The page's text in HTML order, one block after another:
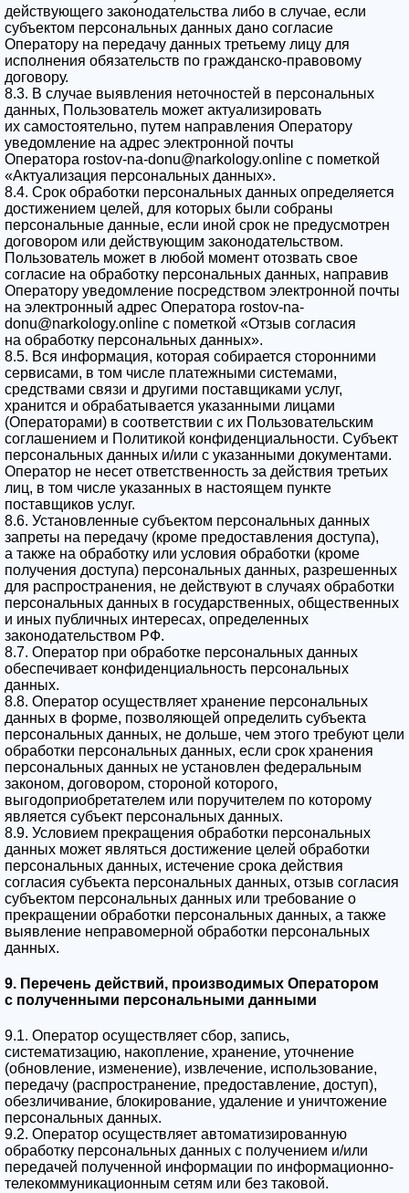
действующего законодательства либо в случае, если
субъектом персональных данных дано согласие
Оператору на передачу данных третьему лицу для
исполнения обязательств по гражданско-правовому
договору.
8.3. В случае выявления неточностей в персональных
данных, Пользователь может актуализировать
их самостоятельно, путем направления Оператору
уведомление на адрес электронной почты
Оператора rostov-na-donu@narkology.online с пометкой
«Актуализация персональных данных».
8.4. Срок обработки персональных данных определяется
достижением целей, для которых были собраны
персональные данные, если иной срок не предусмотрен
договором или действующим законодательством.
Пользователь может в любой момент отозвать свое
согласие на обработку персональных данных, направив
Оператору уведомление посредством электронной почты
на электронный адрес Оператора rostov-na-
donu@narkology.online с пометкой «Отзыв согласия
на обработку персональных данных».
8.5. Вся информация, которая собирается сторонними
сервисами, в том числе платежными системами,
средствами связи и другими поставщиками услуг,
хранится и обрабатывается указанными лицами
(Операторами) в соответствии с их Пользовательским
соглашением и Политикой конфиденциальности. Субъект
персональных данных и/или с указанными документами.
Оператор не несет ответственность за действия третьих
лиц, в том числе указанных в настоящем пункте
поставщиков услуг.
8.6. Установленные субъектом персональных данных
запреты на передачу (кроме предоставления доступа),
а также на обработку или условия обработки (кроме
получения доступа) персональных данных, разрешенных
для распространения, не действуют в случаях обработки
персональных данных в государственных, общественных
и иных публичных интересах, определенных
законодательством РФ.
8.7. Оператор при обработке персональных данных
обеспечивает конфиденциальность персональных
данных.
8.8. Оператор осуществляет хранение персональных
данных в форме, позволяющей определить субъекта
персональных данных, не дольше, чем этого требуют цели
обработки персональных данных, если срок хранения
персональных данных не установлен федеральным
законом, договором, стороной которого,
выгодоприобретателем или поручителем по которому
является субъект персональных данных.
8.9. Условием прекращения обработки персональных
данных может являться достижение целей обработки
персональных данных, истечение срока действия
согласия субъекта персональных данных, отзыв согласия
субъектом персональных данных или требование о
прекращении обработки персональных данных, а также
выявление неправомерной обработки персональных
данных.
9. Перечень действий, производимых Оператором
с полученными персональными данными
9.1. Оператор осуществляет сбор, запись,
систематизацию, накопление, хранение, уточнение
(обновление, изменение), извлечение, использование,
передачу (распространение, предоставление, доступ),
обезличивание, блокирование, удаление и уничтожение
персональных данных.
9.2. Оператор осуществляет автоматизированную
обработку персональных данных с получением и/или
передачей полученной информации по информационно-
телекоммуникационным сетям или без таковой.